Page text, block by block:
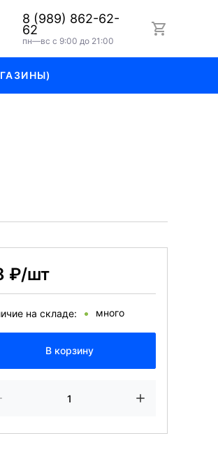
8 (989) 862-62-
62
пн—вс с 9:00 до 21:00
₽/шт
на складе: много
В корзину